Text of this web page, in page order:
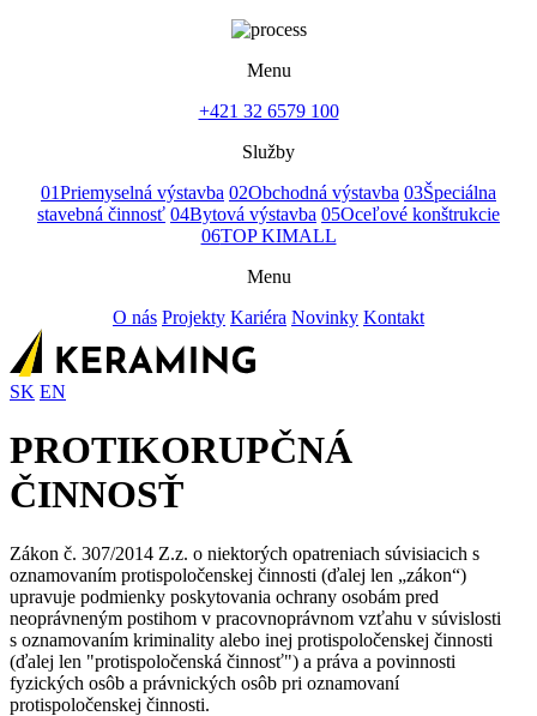
Menu
+421 32 6579 100
Služby
01Priemyselná výstavba 02Obchodná výstavba 03Špeciálna
stavebná činnosť 04Bytová výstavba 05Oceľové konštrukcie
06TOP KIMALL
Menu
O nás Projekty Kariéra Novinky Kontakt
SK EN
PROTIKORUPČNÁ
ČINNOSŤ
Zákon č. 307/2014 Z.z. o niektorých opatreniach súvisiacich s
oznamovaním protispoločenskej činnosti (ďalej len „zákon“)
upravuje podmienky poskytovania ochrany osobám pred
neoprávneným postihom v pracovnoprávnom vzťahu v súvislosti
s oznamovaním kriminality alebo inej protispoločenskej činnosti
(ďalej len "protispoločenská činnosť") a práva a povinnosti
fyzických osôb a právnických osôb pri oznamovaní
protispoločenskej činnosti.